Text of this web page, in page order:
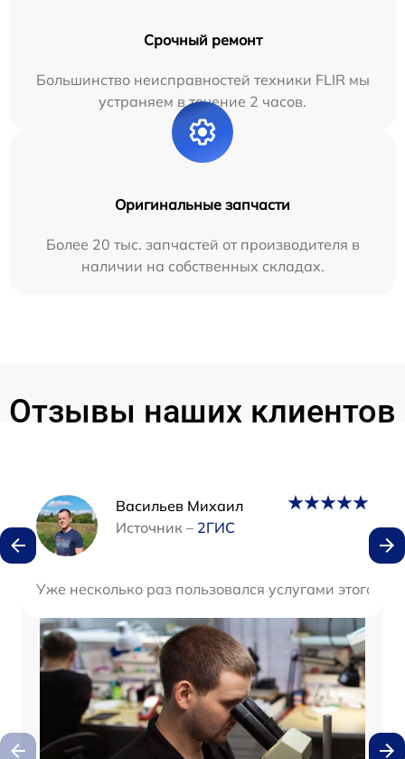
Срочный ремонт
Большинство неисправностей техники FLIR мы
устраняем в течение 2 часов.
Оригинальные запчасти
Более 20 тыс. запчастей от производителя в
наличии на собственных складах.
Отзывы наших клиентов
Васильев Михаил
Источник – 2ГИС
Уже несколько раз пользовался услугами этого
Наши мастера